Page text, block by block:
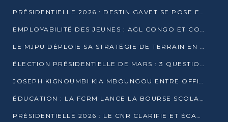
PRÉSIDENTIELLE 2026 : DESTIN GAVET SE POSE EN CANDIDAT DU « RAS-LE-BOL »
EMPLOYABILITÉ DES JEUNES : AGL CONGO ET CONGO TERMINAL S’ALLIENT À UCAC-ICAM
LE MJPU DÉPLOIE SA STRATÉGIE DE TERRAIN EN FAVEUR DE DSN
ÉLECTION PRÉSIDENTIELLE DE MARS : 3 QUESTIONS À UN EXPERT CONGOLAIS DE LA CYBERSÉCURITÉ
JOSEPH KIGNOUMBI KIA MBOUNGOU ENTRE OFFICIELLEMENT EN COURSE POUR LA PRÉSIDENTIELLE
ÉDUCATION : LA FCRM LANCE LA BOURSE SCOLAIRE FRANCINE-NTOUMI POUR PROMOUVOIR LES FILIÈRES SCIENTIFIQUES
PRÉSIDENTIELLE 2026 : LE CNR CLARIFIE ET ÉCARTE LA CANDIDATURE DU PASTEUR NTUMI